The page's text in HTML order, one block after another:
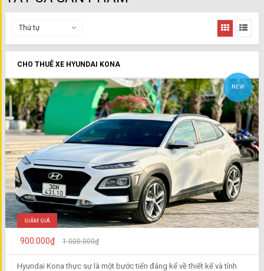
Thứ tự
CHO THUÊ XE HYUNDAI KONA
NEW
GIẢM GIÁ
900.000₫ 1.000.000₫
Hyundai Kona thực sự là một bước tiến đáng kể về thiết kế và tính